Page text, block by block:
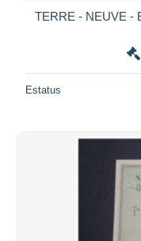
TERRE - NEUVE -
Estatus